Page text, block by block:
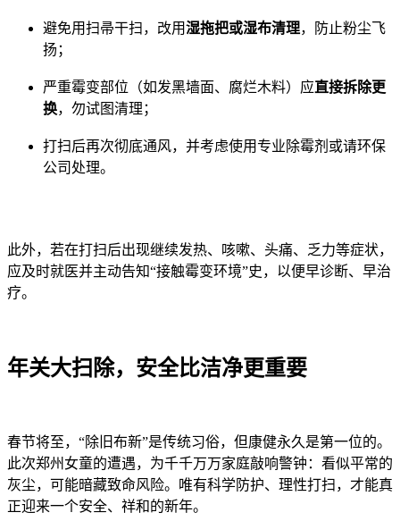
避免用扫帚干扫，改用湿拖把或湿布清理，防止粉尘飞
扬；
严重霉变部位（如发黑墙面、腐烂木料）应直接拆除更
换，勿试图清理；
打扫后再次彻底通风，并考虑使用专业除霉剂或请环保
公司处理。
此外，若在打扫后出现继续发热、咳嗽、头痛、乏力等症状，
应及时就医并主动告知“接触霉变环境”史，以便早诊断、早治
疗。
年关大扫除，安全比洁净更重要
春节将至，“除旧布新”是传统习俗，但康健永久是第一位的。
此次郑州女童的遭遇，为千千万万家庭敲响警钟：看似平常的
灰尘，可能暗藏致命风险。唯有科学防护、理性打扫，才能真
正迎来一个安全、祥和的新年。